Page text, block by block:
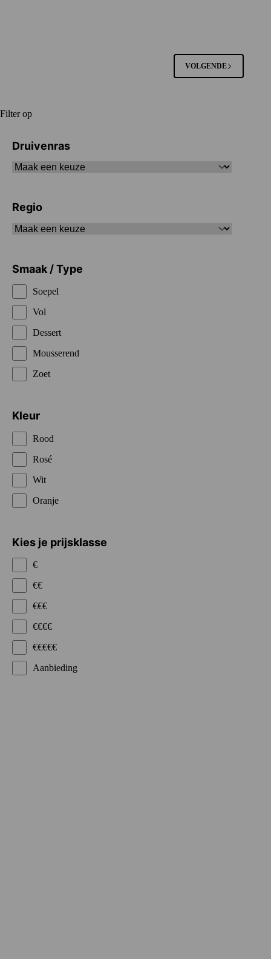
VOLGENDE
Filter op
Druivenras
Regio
Smaak / Type
Soepel
Vol
Dessert
Mousserend
Zoet
Kleur
Rood
Rosé
Wit
Oranje
Kies je prijsklasse
€
€€
€€€
€€€€
€€€€€
Aanbieding